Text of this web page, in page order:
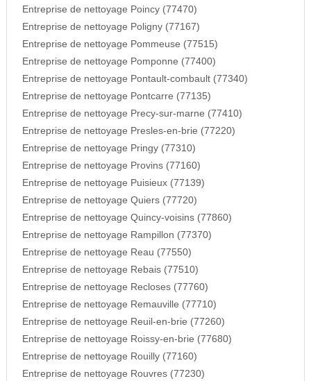
Entreprise de nettoyage Poincy (77470)
Entreprise de nettoyage Poligny (77167)
Entreprise de nettoyage Pommeuse (77515)
Entreprise de nettoyage Pomponne (77400)
Entreprise de nettoyage Pontault-combault (77340)
Entreprise de nettoyage Pontcarre (77135)
Entreprise de nettoyage Precy-sur-marne (77410)
Entreprise de nettoyage Presles-en-brie (77220)
Entreprise de nettoyage Pringy (77310)
Entreprise de nettoyage Provins (77160)
Entreprise de nettoyage Puisieux (77139)
Entreprise de nettoyage Quiers (77720)
Entreprise de nettoyage Quincy-voisins (77860)
Entreprise de nettoyage Rampillon (77370)
Entreprise de nettoyage Reau (77550)
Entreprise de nettoyage Rebais (77510)
Entreprise de nettoyage Recloses (77760)
Entreprise de nettoyage Remauville (77710)
Entreprise de nettoyage Reuil-en-brie (77260)
Entreprise de nettoyage Roissy-en-brie (77680)
Entreprise de nettoyage Rouilly (77160)
Entreprise de nettoyage Rouvres (77230)